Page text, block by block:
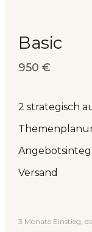
Basic
950 €
2 strategisch
Versand
3 Monate Einstieg,